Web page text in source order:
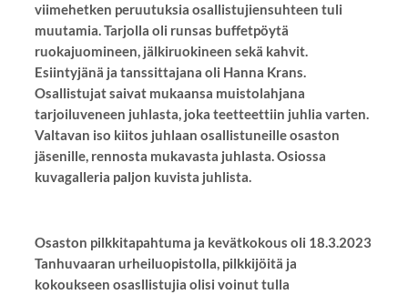
viimehetken peruutuksia osallistujiensuhteen tuli
muutamia. Tarjolla oli runsas buffetpöytä
ruokajuomineen, jälkiruokineen sekä kahvit.
Esiintyjänä ja tanssittajana oli Hanna Krans.
Osallistujat saivat mukaansa muistolahjana
tarjoiluveneen juhlasta, joka teetteettiin juhlia varten.
Valtavan iso kiitos juhlaan osallistuneille osaston
jäsenille, rennosta mukavasta juhlasta. Osiossa
kuvagalleria paljon kuvista juhlista.
Osaston pilkkitapahtuma ja kevätkokous oli 18.3.2023
Tanhuvaaran urheiluopistolla, pilkkijöitä ja
kokoukseen osasllistujia olisi voinut tulla